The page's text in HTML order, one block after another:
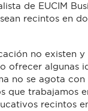
de EUCIM
recintos en
no existen
ofrecer algunas
no se agota
que trabajamos
recintos